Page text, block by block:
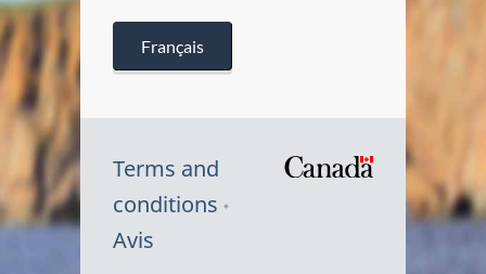
Français
Terms and
conditions
Avis
Symbole